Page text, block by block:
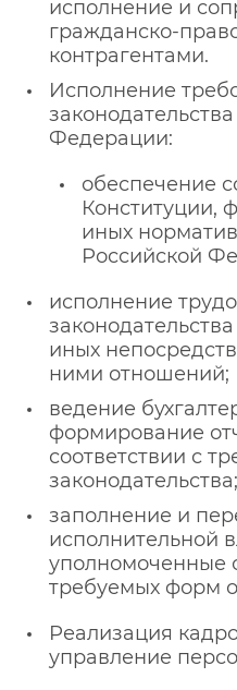
исполнение и
гражданско-
контрагентами.
Исполнение
Федерации:
обеспечение
Конституции,
иных
Российской
исполнение
иных
ними отношений;
ведение
формирование
соответствии с
законодательства;
заполнение и
исполнительной
уполномоченные
требуемых форм
Реализация
управление